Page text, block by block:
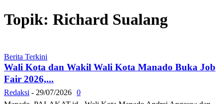
Topik: Richard Sualang
Berita Terkini
Wali Kota dan Wakil Wali Kota Manado Buka Job
Fair 2026,...
Redaksi - 29/07/2026 0